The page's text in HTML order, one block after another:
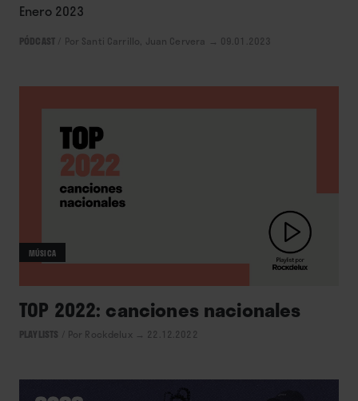
Enero 2023
PÓDCAST Por Santi Carrillo, Juan Cervera → 09.01.2023
MÚSICA
TOP 2022: canciones nacionales
PLAYLISTS Por Rockdelux → 22.12.2022